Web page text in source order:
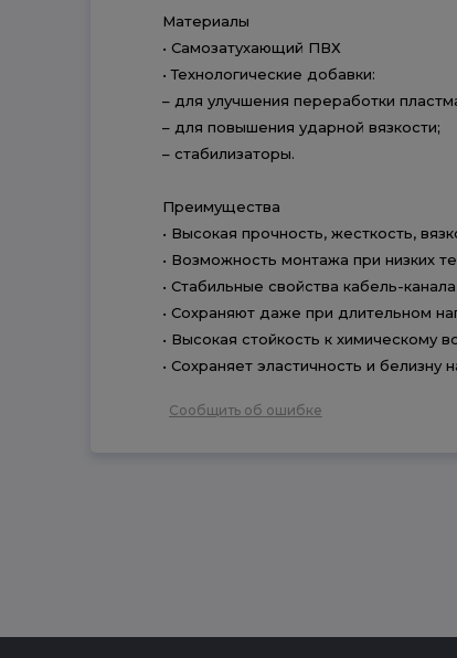
Материалы
• Самозатухающий ПВХ
• Технологические добавки:
– для улучшения переработки
– для повышения ударной вязкости;
– стабилизаторы.
Преимущества
• Высокая прочность, жесткость,
• Возможность монтажа при низких
• Стабильные свойства кабель-
• Сохраняют даже при длительном
• Высокая стойкость к химическому
• Сохраняет эластичность и
Сообщить об ошибке